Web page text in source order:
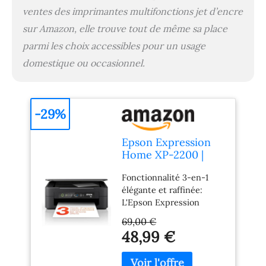
impressions claires et
éclatantes. Profitez de
l'impression mobile avec
le Wi-Fi et les
compatibles.
ventes des imprimantes multifonctions jet d’encre
sur Amazon, elle trouve tout de même sa place
parmi les choix accessibles pour un usage
domestique ou occasionnel.
Epson Expression
Home XP-2200 |
- Impression,
Numérisation,
Copie - WiFi Direct,
Ultra-compacte,
Cartouches
séparées, Facile à
configurer, Encres
Fonctionnalité 3-en-1
élégante et raffinée:
L'Epson Expression
compacte combine
impression, numérisation
et copie en un seul
69,00 €
48,99 €
-29%